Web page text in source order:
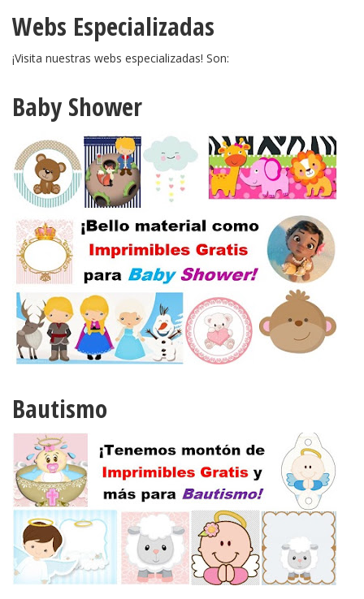
Webs Especializadas
¡Visita nuestras webs especializadas! Son:
Baby Shower
Bautismo